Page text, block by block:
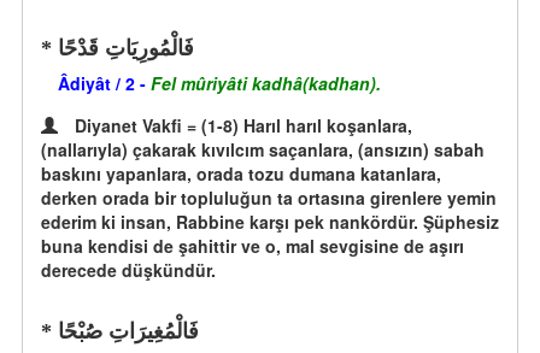
فَالْمُورِيَاتِ قَدْحًا
Âdiyât / 2 - Fel mûriyâti kadhâ(kadhan).
Diyanet Vakfi = (1-8) Harıl harıl koşanlara,
(nallarıyla) çakarak kıvılcım saçanlara, (ansızın) sabah
baskını yapanlara, orada tozu dumana katanlara,
derken orada bir topluluğun ta ortasına girenlere yemin
ederim ki insan, Rabbine karşı pek nankördür. Şüphesiz
buna kendisi de şahittir ve o, mal sevgisine de aşırı
derecede düşkündür.
فَالْمُغِيرَاتِ صُبْحًا